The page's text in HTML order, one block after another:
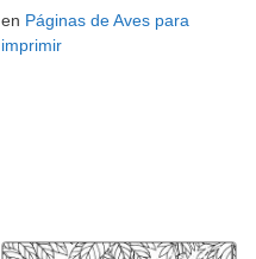
en Páginas de Aves para
imprimir